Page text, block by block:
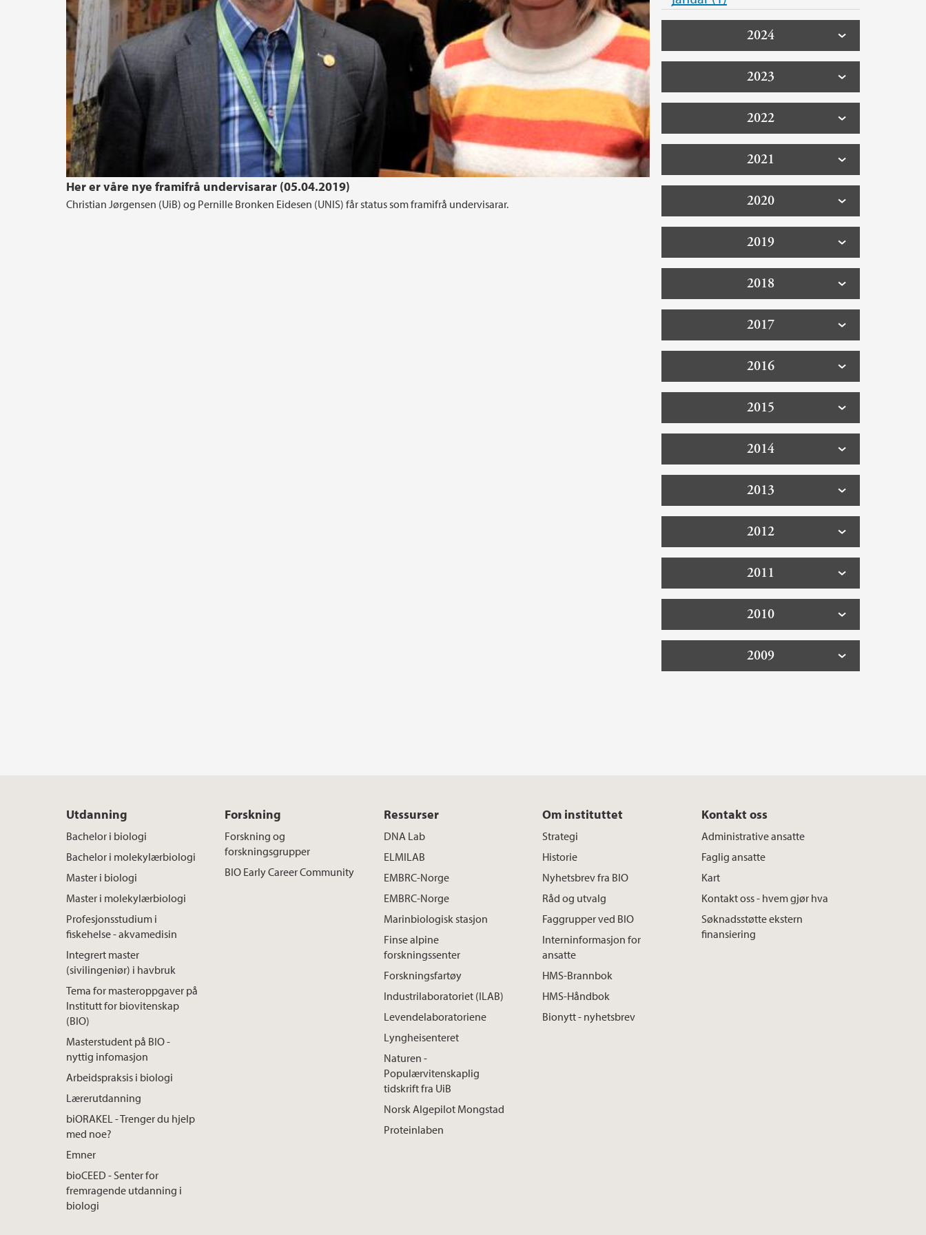
Her er våre nye framifrå undervisarar (05.04.2019)
Christian Jørgensen (UiB) og Pernille Bronken Eidesen (UNIS) får status som framifrå undervisarar.
2024
2023
2022
2021
2020
2019
2018
2017
2016
2015
2014
2013
2012
2011
2010
2009
Utdanning
Bachelor i biologi
Bachelor i molekylærbiologi
Master i biologi
Master i molekylærbiologi
Profesjonsstudium i
fiskehelse - akvamedisin
Integrert master
(sivilingeniør) i havbruk
Tema for masteroppgaver på
Institutt for biovitenskap
(BIO)
Masterstudent på BIO -
nyttig infomasjon
Arbeidspraksis i biologi
Lærerutdanning
biORAKEL - Trenger du hjelp
med noe?
Emner
bioCEED - Senter for
fremragende utdanning i
biologi
Forskning
Forskning og
forskningsgrupper
BIO Early Career Community
Ressurser
DNA Lab
ELMILAB
EMBRC-Norge
EMBRC-Norge
Marinbiologisk stasjon
Finse alpine
forskningssenter
Forskningsfartøy
Industrilaboratoriet (ILAB)
Levendelaboratoriene
Lyngheisenteret
Naturen -
Populærvitenskaplig
tidskrift fra UiB
Norsk Algepilot Mongstad
Proteinlaben
Om instituttet
Strategi
Historie
Nyhetsbrev fra BIO
Råd og utvalg
Faggrupper ved BIO
Interninformasjon for
ansatte
HMS-Brannbok
HMS-Håndbok
Bionytt - nyhetsbrev
Kontakt oss
Administrative ansatte
Faglig ansatte
Kart
Kontakt oss - hvem gjør hva
Søknadsstøtte ekstern
finansiering